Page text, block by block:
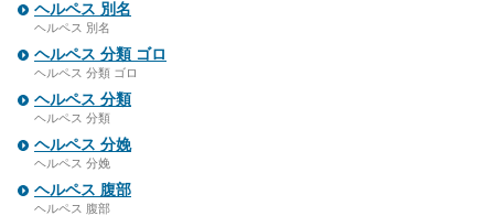
ヘルペス 別名
ヘルペス 別名
ヘルペス 分類 ゴロ
ヘルペス 分類 ゴロ
ヘルペス 分類
ヘルペス 分類
ヘルペス 分娩
ヘルペス 分娩
ヘルペス 腹部
ヘルペス 腹部